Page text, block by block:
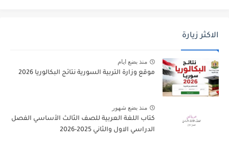
الاكثر زيارة
منذ بضع ايام
موقع وزارة التربية السورية نتائج البكالوريا 2026
منذ بضع شهور
كتاب اللغة العربية للصف الثالث الأساسي الفصل
الدراسي الاول والثاني 2025-2026